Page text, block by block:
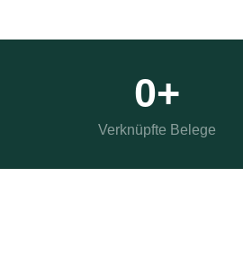
Verknüpfte Belege
0+